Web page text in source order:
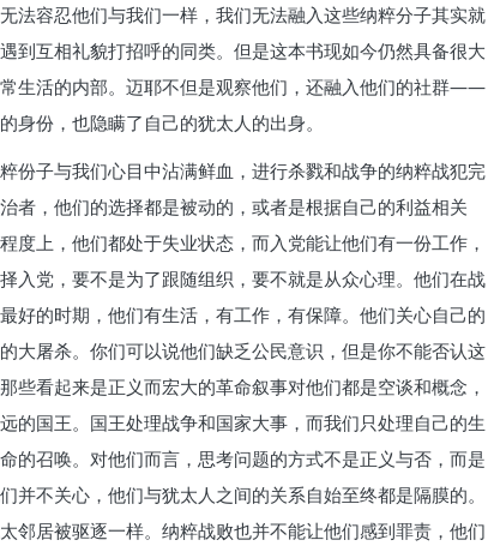
法容忍他们与我们一样，我们无法融入这些纳粹分子其实就
到互相礼貌打招呼的同类。但是这本书现如今仍然具备很大
生活的内部。迈耶不但是观察他们，还融入他们的社群——
身份，也隐瞒了自己的犹太人的出身。
份子与我们心目中沾满鲜血，进行杀戮和战争的纳粹战犯完
者，他们的选择都是被动的，或者是根据自己的利益相关
度上，他们都处于失业状态，而入党能让他们有一份工作，
入党，要不是为了跟随组织，要不就是从众心理。他们在战
好的时期，他们有生活，有工作，有保障。他们关心自己的
大屠杀。你们可以说他们缺乏公民意识，但是你不能否认这
些看起来是正义而宏大的革命叙事对他们都是空谈和概念，
的国王。国王处理战争和国家大事，而我们只处理自己的生
的召唤。对他们而言，思考问题的方式不是正义与否，而是
不关心，他们与犹太人之间的关系自始至终都是隔膜的。
邻居被驱逐一样。纳粹战败也并不能让他们感到罪责，他们